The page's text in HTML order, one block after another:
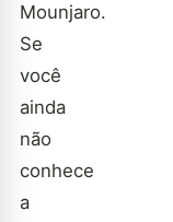
Mounjaro.
Se
você
ainda
não
conhece
a